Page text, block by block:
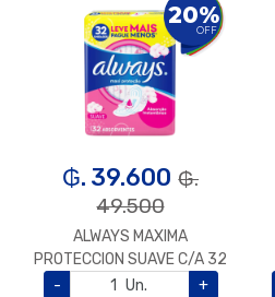
20%
OFF
₲. 39.600 ₲.
49.500
ALWAYS MAXIMA
PROTECCION SUAVE C/A 32
-
Un. +